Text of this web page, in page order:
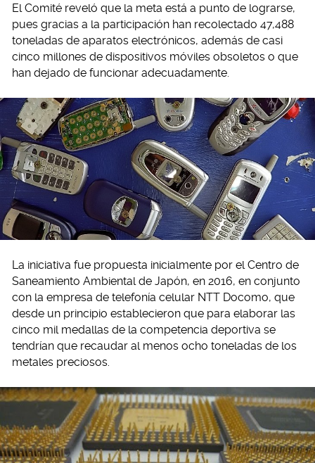
El Comité reveló que la meta está a punto de lograrse,
pues gracias a la participación han recolectado 47,488
toneladas de aparatos electrónicos, además de casi
cinco millones de dispositivos móviles obsoletos o que
han dejado de funcionar adecuadamente.
La iniciativa fue propuesta inicialmente por el Centro de
Saneamiento Ambiental de Japón, en 2016, en conjunto
con la empresa de telefonía celular NTT Docomo, que
desde un principio establecieron que para elaborar las
cinco mil medallas de la competencia deportiva se
tendrían que recaudar al menos ocho toneladas de los
metales preciosos.